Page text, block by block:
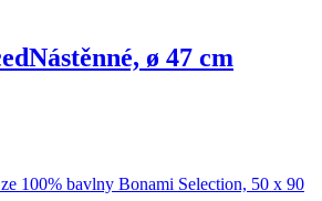
Nástěnné, ø 47 cm